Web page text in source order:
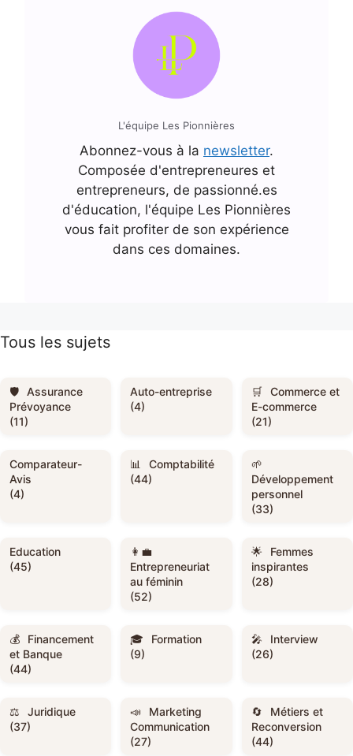
L'équipe Les Pionnières
Abonnez-vous à la newsletter.
Composée d'entrepreneures et
entrepreneurs, de passionné.es
d'éducation, l'équipe Les Pionnières
vous fait profiter de son expérience
dans ces domaines.
Tous les sujets
Assurance
Prévoyance
(11)
Auto-entreprise
(4)
Commerce et
E-commerce
(21)
Comparateur-
Avis
(4)
Comptabilité
(44)
Développement
personnel
(33)
Education
(45)
Entrepreneuriat
au féminin
(52)
Femmes
inspirantes
(28)
Financement
et Banque
(44)
Formation
(9)
Interview
(26)
Juridique
(37)
Marketing
Communication
(27)
Métiers et
Reconversion
(44)